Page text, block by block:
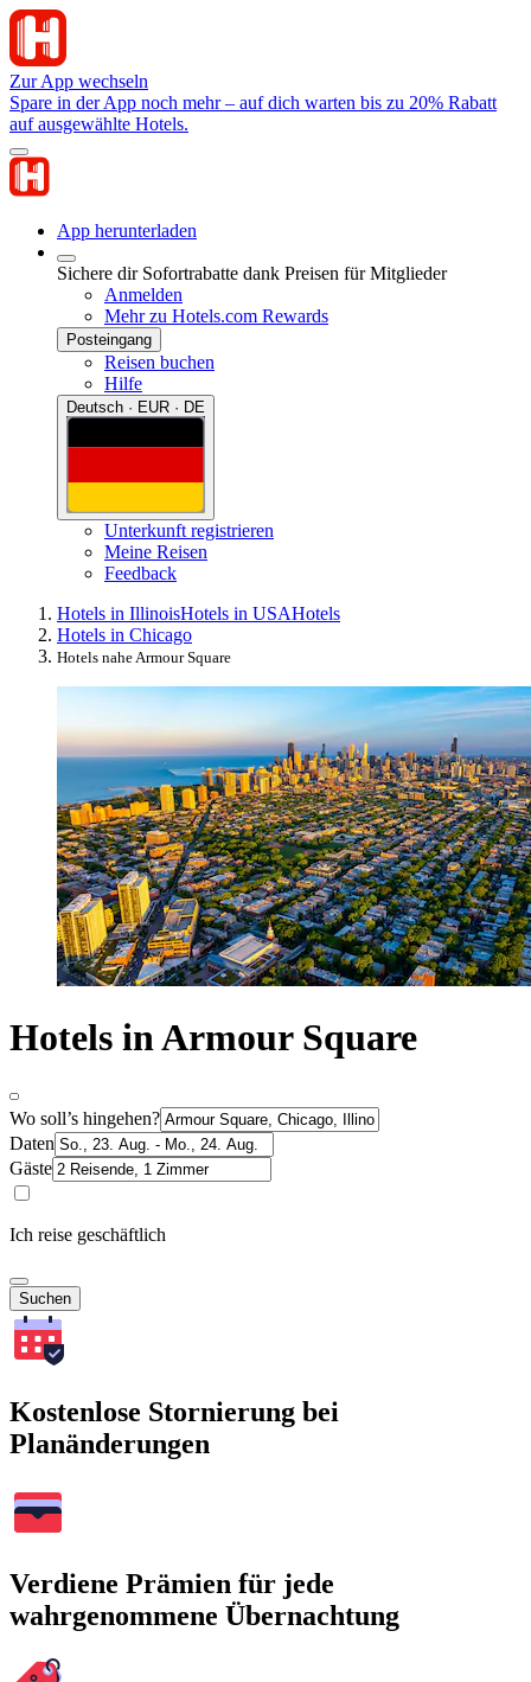
Zur App wechseln
Spare in der App noch mehr – auf dich warten bis zu 20% Rabatt
auf ausgewählte Hotels.
App herunterladen
Sichere dir Sofortrabatte dank Preisen für Mitglieder
Anmelden
Mehr zu Hotels.com Rewards
Posteingang
Reisen buchen
Hilfe
Deutsch · EUR · DE
Unterkunft registrieren
Meine Reisen
Feedback
Hotels in IllinoisHotels in USAHotels
Hotels in Chicago
Hotels nahe Armour Square
Hotels in Armour Square
Wo soll’s hingehen?
Daten
Gäste
Ich reise geschäftlich
Suchen
Kostenlose Stornierung bei
Planänderungen
Verdiene Prämien für jede
wahrgenommene Übernachtung